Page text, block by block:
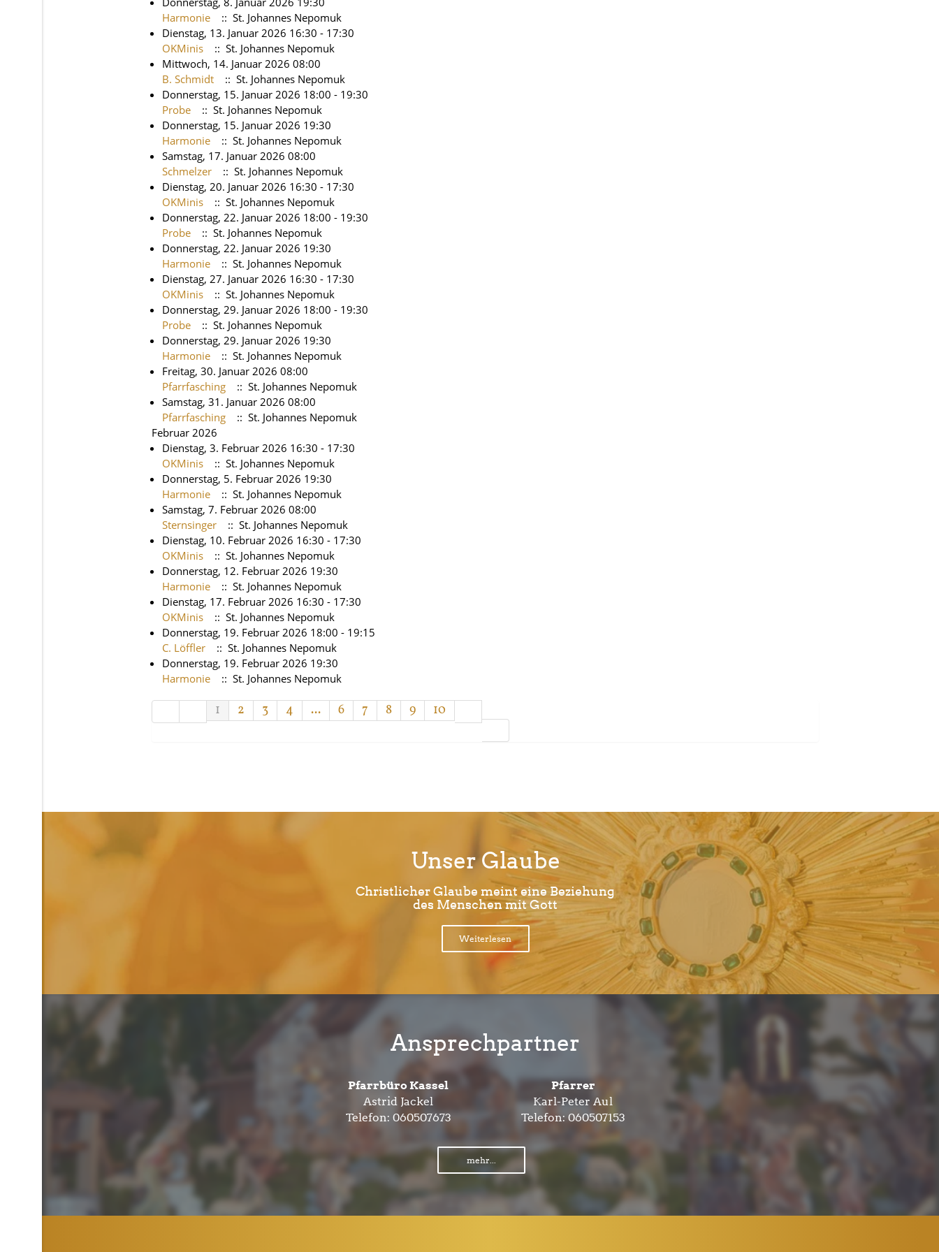
Harmonie
:: St. Johannes Nepomuk
Dienstag, 13. Januar 2026 16:30 - 17:30
OKMinis
:: St. Johannes Nepomuk
Mittwoch, 14. Januar 2026 08:00
B. Schmidt
:: St. Johannes Nepomuk
Donnerstag, 15. Januar 2026 18:00 - 19:30
Probe
:: St. Johannes Nepomuk
Donnerstag, 15. Januar 2026 19:30
Harmonie
:: St. Johannes Nepomuk
Samstag, 17. Januar 2026 08:00
Schmelzer
:: St. Johannes Nepomuk
Dienstag, 20. Januar 2026 16:30 - 17:30
OKMinis
:: St. Johannes Nepomuk
Donnerstag, 22. Januar 2026 18:00 - 19:30
Probe
:: St. Johannes Nepomuk
Donnerstag, 22. Januar 2026 19:30
Harmonie
:: St. Johannes Nepomuk
Dienstag, 27. Januar 2026 16:30 - 17:30
OKMinis
:: St. Johannes Nepomuk
Donnerstag, 29. Januar 2026 18:00 - 19:30
Probe
:: St. Johannes Nepomuk
Donnerstag, 29. Januar 2026 19:30
Harmonie
:: St. Johannes Nepomuk
Freitag, 30. Januar 2026 08:00
Pfarrfasching
:: St. Johannes Nepomuk
Samstag, 31. Januar 2026 08:00
Pfarrfasching
:: St. Johannes Nepomuk
Februar 2026
Dienstag, 3. Februar 2026 16:30 - 17:30
OKMinis
:: St. Johannes Nepomuk
Donnerstag, 5. Februar 2026 19:30
Harmonie
:: St. Johannes Nepomuk
Samstag, 7. Februar 2026 08:00
Sternsinger
:: St. Johannes Nepomuk
Dienstag, 10. Februar 2026 16:30 - 17:30
OKMinis
:: St. Johannes Nepomuk
Donnerstag, 12. Februar 2026 19:30
Harmonie
:: St. Johannes Nepomuk
Dienstag, 17. Februar 2026 16:30 - 17:30
OKMinis
:: St. Johannes Nepomuk
Donnerstag, 19. Februar 2026 18:00 - 19:15
C. Löffler
:: St. Johannes Nepomuk
Donnerstag, 19. Februar 2026 19:30
Harmonie
:: St. Johannes Nepomuk
Limite der Paginierungsliste
1 2 3 4 ... 6 7 8 9 10
Unser Glaube
Christlicher Glaube meint eine Beziehung
des Menschen mit Gott
Weiterlesen
Ansprechpartner
Pfarrbüro Kassel
Astrid Jackel
Telefon: 060507673
Pfarrer
Karl-Peter Aul
Telefon:060507153
mehr...